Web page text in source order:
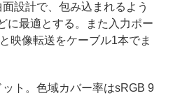
設計で、包み込まれるよう
に最適とする。また入力ポー
映像転送をケーブル1本でま
ト。色域カバー率はsRGB 9